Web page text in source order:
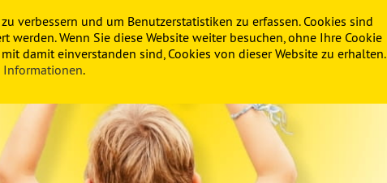
verbessern und um Benutzerstatistiken zu erfassen. Cookies sind
werden. Wenn Sie diese Website weiter besuchen, ohne Ihre Cookie
damit einverstanden sind, Cookies von dieser Website zu erhalten.
Informationen.